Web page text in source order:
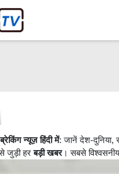
ब्रेकिंग न्यूज़ हिंदी में: जानें देश-दुनिया,
जुड़ी हरबड़ी खबर। सबसे